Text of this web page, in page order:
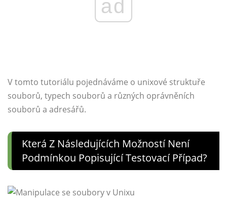
ad
V tomto tutoriálu pojednáváme o unixové struktuře
souborů, typech souborů a různých oprávněních
souborů a adresářů.
Která Z Následujících Možností Není
Podmínkou Popisující Testovací Případ?